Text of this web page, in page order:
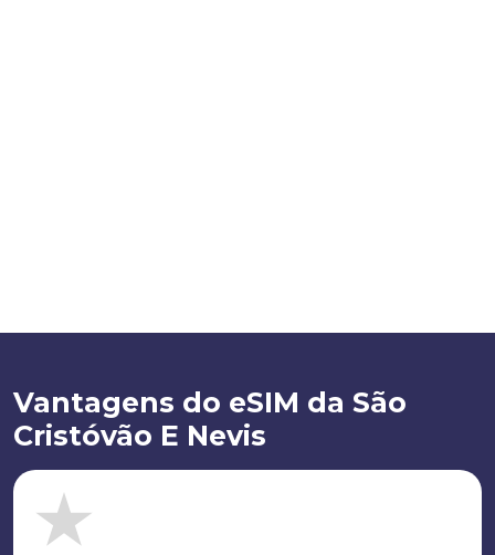
Vantagens do eSIM da São
Cristóvão E Nevis